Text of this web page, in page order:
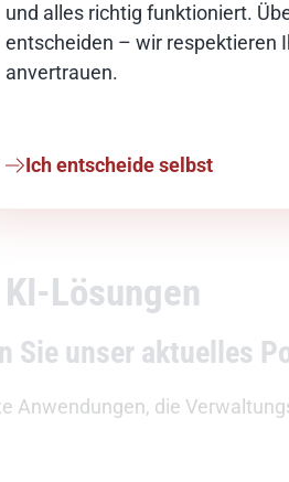
und alles richtig funktioniert.
entscheiden – wir respektieren
anvertrauen.
Ich entscheide selbst
Lösungen
Sie unser aktuelles
Anwendungen, die